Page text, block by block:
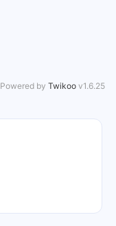
Powered by Twikoo v1.6.25